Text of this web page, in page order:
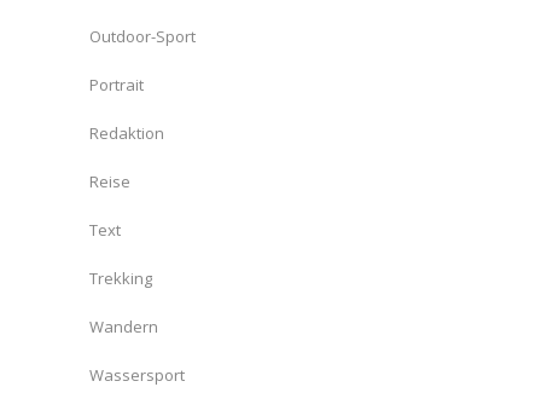
Outdoor-Sport
Portrait
Redaktion
Reise
Text
Trekking
Wandern
Wassersport